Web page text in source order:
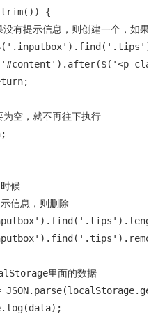
{
建一个，如果有，则跳
class="tips">
再往下执行
则删除
里面的数据